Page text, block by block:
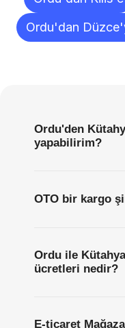
Ordu'dan
Ordu'den
yapabilirim?
OTO bir kargo
Ordu ile
ücretleri nedir?
E-ticaret